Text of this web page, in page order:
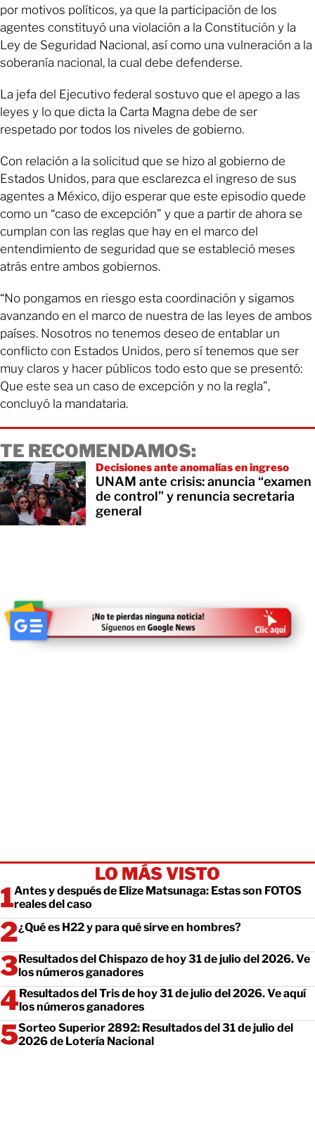
por motivos políticos, ya que la participación de los
agentes constituyó una violación a la Constitución y la
Ley de Seguridad Nacional, así como una vulneración a la
soberanía nacional, la cual debe defenderse.
La jefa del Ejecutivo federal sostuvo que el apego a las
leyes y lo que dicta la Carta Magna debe de ser
respetado por todos los niveles de gobierno.
Con relación a la solicitud que se hizo al gobierno de
Estados Unidos, para que esclarezca el ingreso de sus
agentes a México, dijo esperar que este episodio quede
como un “caso de excepción” y que a partir de ahora se
cumplan con las reglas que hay en el marco del
entendimiento de seguridad que se estableció meses
atrás entre ambos gobiernos.
“No pongamos en riesgo esta coordinación y sigamos
avanzando en el marco de nuestra de las leyes de ambos
países. Nosotros no tenemos deseo de entablar un
conflicto con Estados Unidos, pero sí tenemos que ser
muy claros y hacer públicos todo esto que se presentó:
Que este sea un caso de excepción y no la regla”,
concluyó la mandataria.
TE RECOMENDAMOS:
Decisiones ante anomalías en ingreso
UNAM ante crisis: anuncia “examen
de control” y renuncia secretaria
general
LO MÁS VISTO
Antes y después de Elize Matsunaga: Estas son FOTOS
reales del caso
¿Qué es H22 y para qué sirve en hombres?
Resultados del Chispazo de hoy 31 de julio del 2026. Ve
los números ganadores
Resultados del Tris de hoy 31 de julio del 2026. Ve aquí
los números ganadores
Sorteo Superior 2892: Resultados del 31 de julio del
2026 de Lotería Nacional